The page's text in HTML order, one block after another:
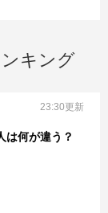
キング
23:30更新
は何が違う？